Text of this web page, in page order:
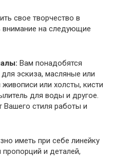
свое творчество в
внимание на следующие
Вам понадобятся
эскиза, масляные или
или холсты, кисти
для воды и другое.
Вашего стиля работы и
иметь при себе линейку
и деталей,